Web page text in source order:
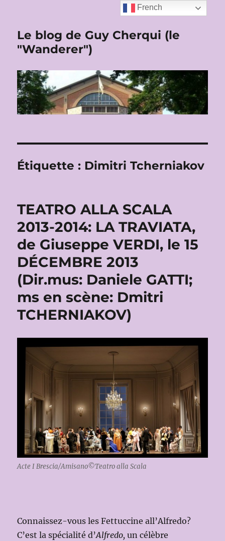
Le blog de Guy Cherqui (le
"Wanderer")
Étiquette : Dimitri Tcherniakov
TEATRO ALLA SCALA
2013-2014: LA TRAVIATA,
de Giuseppe VERDI, le 15
DÉCEMBRE 2013
(Dir.mus: Daniele GATTI;
ms en scène: Dmitri
TCHERNIAKOV)
Acte I Brescia/Amisano©Teatro alla Scala
Connaissez-vous les Fettuccine all’Alfredo?
C’est la spécialité d’Alfredo,un célèbre
French